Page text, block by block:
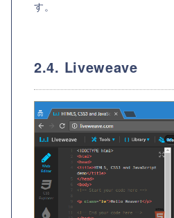
す。
2.4. Liveweave